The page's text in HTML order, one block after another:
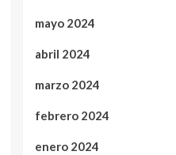
mayo 2024
abril 2024
marzo 2024
febrero 2024
enero 2024